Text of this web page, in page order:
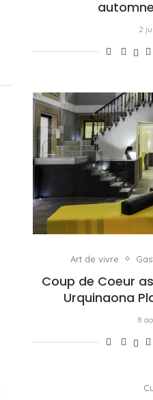
2
Art de vivre
Coup de Coeur
Urquinaona
8